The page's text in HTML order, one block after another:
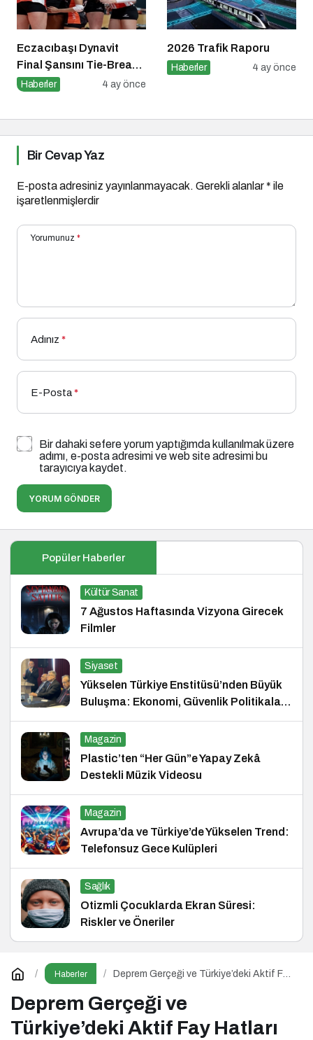
Eczacıbaşı Dynavit
Final Şansını Tie-Break
Setiyle Kaybetti
Haberler 4 ay önce
2026 Trafik Raporu
Haberler 4 ay önce
Bir Cevap Yaz
E-posta adresiniz yayınlanmayacak. Gerekli alanlar* ile
işaretlenmişlerdir
Yorumunuz *
Adınız *
E-Posta*
Bir dahaki sefere yorum yaptığımda kullanılmak üzere
adımı, e-posta adresimi ve web site adresimi bu
tarayıcıya kaydet.
YORUM GÖNDER
Popüler Haberler
Kültür Sanat
7 Ağustos Haftasında Vizyona Girecek
Filmler
Siyaset
Yükselen Türkiye Enstitüsü’nden Büyük
Buluşma: Ekonomi, Güvenlik Politikaları
ve Hukuk Konferansı
Magazin
Plastic’ten “Her Gün”e Yapay Zekâ
Destekli Müzik Videosu
Magazin
Avrupa’da ve Türkiye’de Yükselen Trend:
Telefonsuz Gece Kulüpleri
Sağlık
Otizmli Çocuklarda Ekran Süresi:
Riskler ve Öneriler
Haberler
Deprem Gerçeği ve Türkiye’deki Aktif Fay
Deprem Gerçeği ve
Türkiye’deki Aktif Fay Hatları